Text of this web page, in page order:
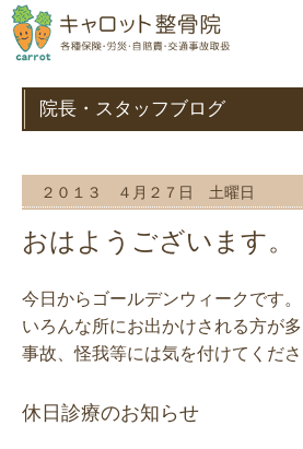
院長・スタッフブログ
２０１３ ４月２７日 土曜日
おはようございます。
今日からゴールデンウィークです。
いろんな所にお出かけされる方が多
事故、怪我等には気を付けてくださ
休日診療のお知らせ